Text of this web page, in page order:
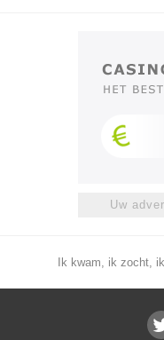
Uw
Ik kwam, ik zocht,